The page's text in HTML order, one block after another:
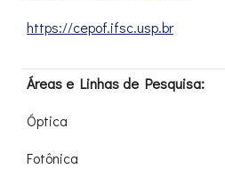
https://cepof.ifsc.usp.br
Áreas e Linhas de Pesquisa:
Óptica
Fotônica